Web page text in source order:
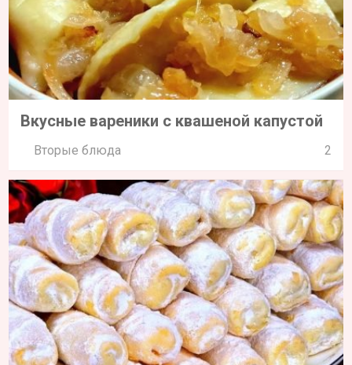
Вкусные вареники с квашеной капустой
Вторые блюда 2